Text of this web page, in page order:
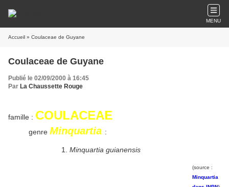
MENU
Accueil » Coulaceae de Guyane
Coulaceae de Guyane
Publié le 02/09/2000 à 16:45
Par La Chaussette Rouge
famille : COULACEAE
genre Minquartia :
Minquartia guianensis
(source :
Minquartia